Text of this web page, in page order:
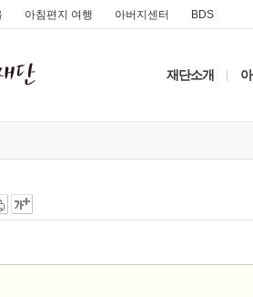
아침편지 여행 아버지센터 BDS
재단소개